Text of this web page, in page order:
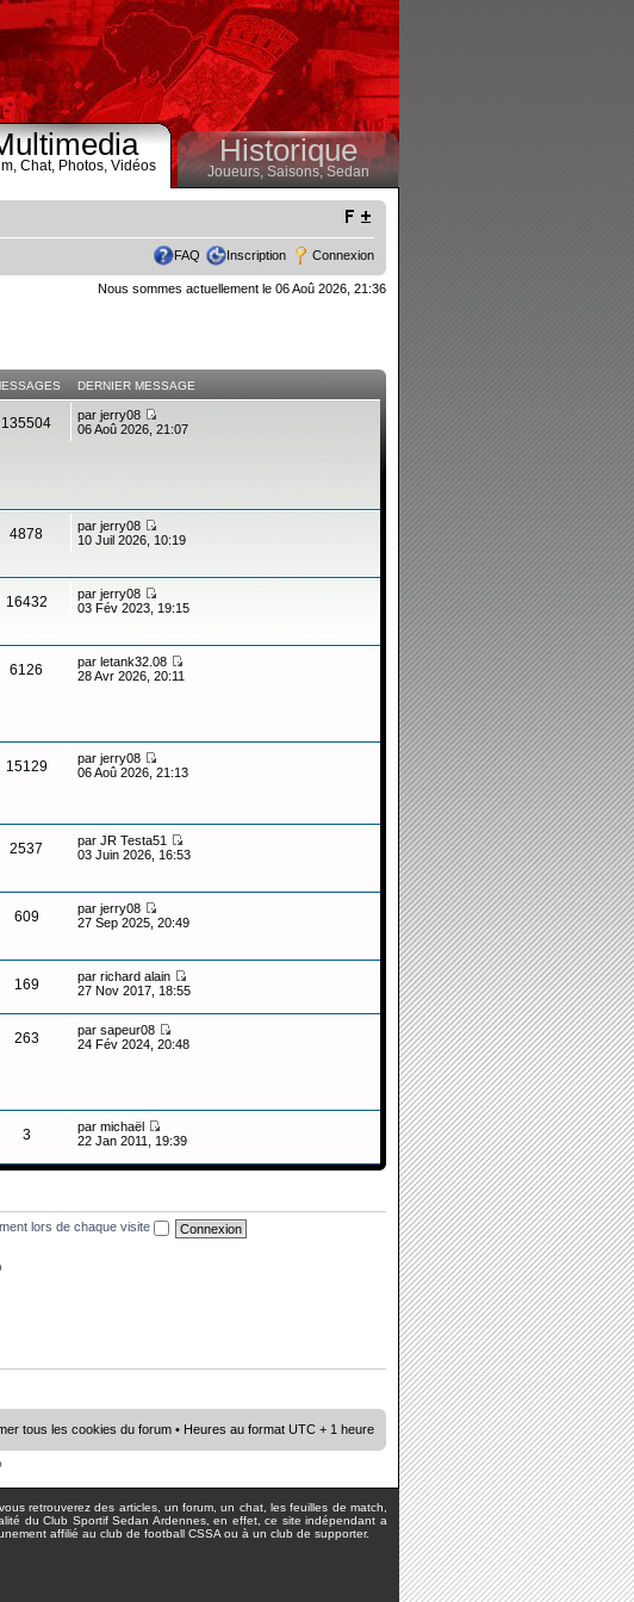
Chat, Photos, Vidéos Historique
Joueurs, Saisons,Sedan
FAQ Inscription Connexion
Nous sommes actuellement le 06 Aoû 2026, 21:36
DERNIER MESSAGE
135504 par jerry08
06 Aoû 2026, 21:07
4878 par jerry08
10 Juil 2026, 10:19
16432 par jerry08
03 Fév 2023, 19:15
6126 par letank32.08
28 Avr 2026, 20:11
15129 par jerry08
06 Aoû 2026, 21:13
2537 par JR Testa51
03 Juin 2026, 16:53
609 par jerry08
27 Sep 2025, 20:49
169 par richard alain
27 Nov 2017, 18:55
263 par sapeur08
24 Fév 2024, 20:48
3 par michaël
22 Jan 2011, 19:39
lors de chaque visite
tous les cookies du forum • Heures au format UTC + 1 heure
retrouverez des articles, un forum, un chat, les feuilles de match,
du Club Sportif Sedan Ardennes, en effet, ce site indépendant a
affilié au club de football CSSA ou à un club de supporter.